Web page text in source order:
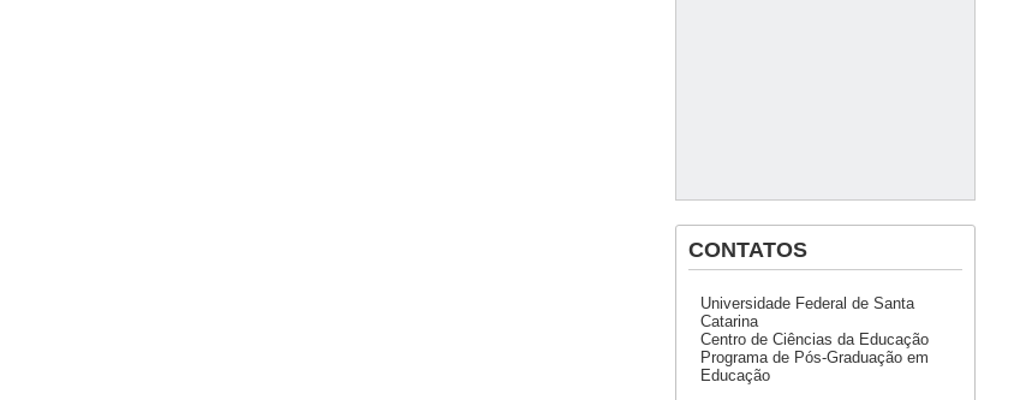
CONTATOS
Universidade Federal de Santa
Catarina
Centro de Ciências da Educação
Programa de Pós-Graduação em
Educação